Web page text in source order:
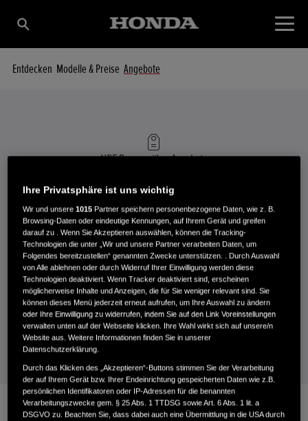
Entdecken Modelle & Preise Angebote
HRE RasenmäherAngebote
HONDA AKTIONSANGEBOTE
Es tut uns leid. Im Moment gibt es keine Angebote für die
HRE-Modelle.
Ihre Privatsphäre ist uns wichtig
Wir und unsere1015 Partner speichern personenbezogene Daten, wie z. B.
Browsing-Daten oder eindeutige Kennungen, auf Ihrem Gerät und greifen
darauf zu . Wenn Sie Akzeptieren auswählen, können die Tracking-
Technologien die unter „Wir und unsere Partner verarbeiten Daten, um
Folgendes bereitzustellen“ genannten Zwecke unterstützen. . Durch Auswahl
von Alle ablehnen oder durch Widerruf Ihrer Einwilligung werden diese
Technologien deaktiviert. Wenn Tracker deaktiviert sind, erscheinen
möglicherweise Inhalte und Anzeigen, die für Sie weniger relevant sind. Sie
können dieses Menü jederzeit erneut aufrufen, um Ihre Auswahl zu ändern
oder Ihre Einwilligung zu widerrufen, indem Sie auf den Link Voreinstellungen
verwalten unten auf der Webseite klicken. Ihre Wahl wirkt sich auf unsere/n
Website aus. Weitere Informationen finden Sie in unserer
Datenschutzerklärung.
Durch das Klicken des „Akzeptieren“-Buttons stimmen Sie der Verarbeitung
der auf Ihrem Gerät bzw. Ihrer Endeinrichtung gespeicherten Daten wie z.B.
persönlichen Identifikatoren oder IP-Adressen für die benannten
Verarbeitungszwecke gem. § 25 Abs. 1 TTDSG sowie Art. 6 Abs. 1 lit. a
DSGVO zu. Beachten Sie, dass dabei auch eine Übermittlung in die USA durch